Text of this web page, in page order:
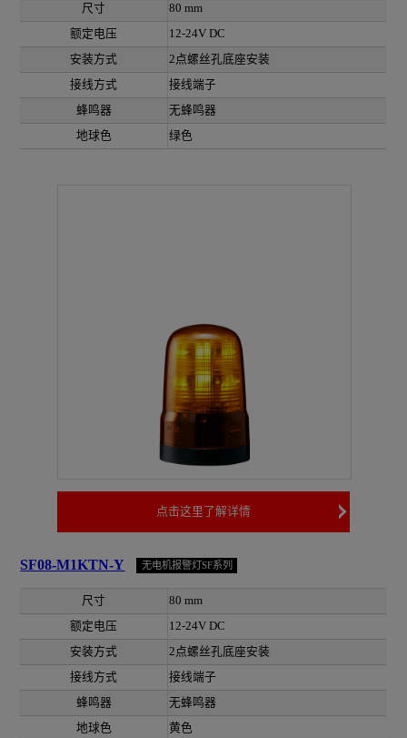
尺寸
80 mm
额定电压
12-24V DC
安装方式
2点螺丝孔底座安装
接线方式
接线端子
蜂鸣器
无蜂鸣器
地球色
绿色
点击这里了解详情
SF08-M1KTN-Y 无电机报警灯SF系列
尺寸
80 mm
额定电压
12-24V DC
安装方式
2点螺丝孔底座安装
接线方式
接线端子
蜂鸣器
无蜂鸣器
地球色
黄色